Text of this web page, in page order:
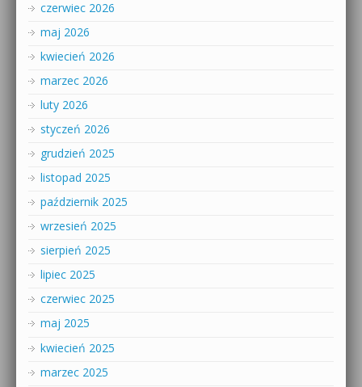
czerwiec 2026
maj 2026
kwiecień 2026
marzec 2026
luty 2026
styczeń 2026
grudzień 2025
listopad 2025
październik 2025
wrzesień 2025
sierpień 2025
lipiec 2025
czerwiec 2025
maj 2025
kwiecień 2025
marzec 2025